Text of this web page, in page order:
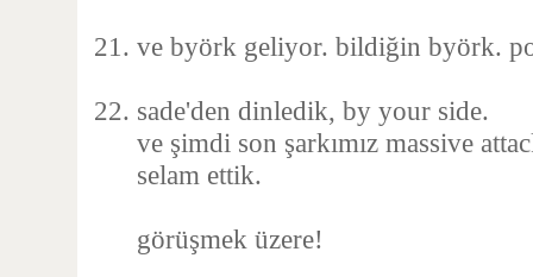
ve byörk geliyor. bildiğin byörk.
sade'den dinledik, by your side.
ve şimdi son şarkımız massive
selam ettik.
görüşmek üzere!